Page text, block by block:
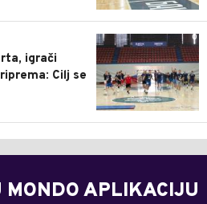
0
igrači
Cilj se
MONDO APLIKACIJU